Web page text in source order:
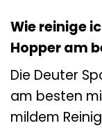
Wie reinige
Hopper am
Die Deuter
am besten
mildem